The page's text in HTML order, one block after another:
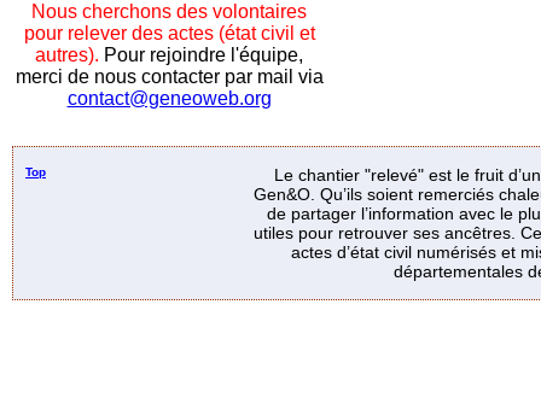
Nous cherchons des volontaires
pour relever des actes (état civil et
autres). Pour rejoindre l'équipe,
merci de nous contacter par mail via
contact@geneoweb.org
Top
Le chantier "relevé" est le fruit
Gen&O. Qu’ils soient remerciés
de partager l’information avec le
utiles pour retrouver ses ancêtres.
actes d’état civil numérisés et
départementales